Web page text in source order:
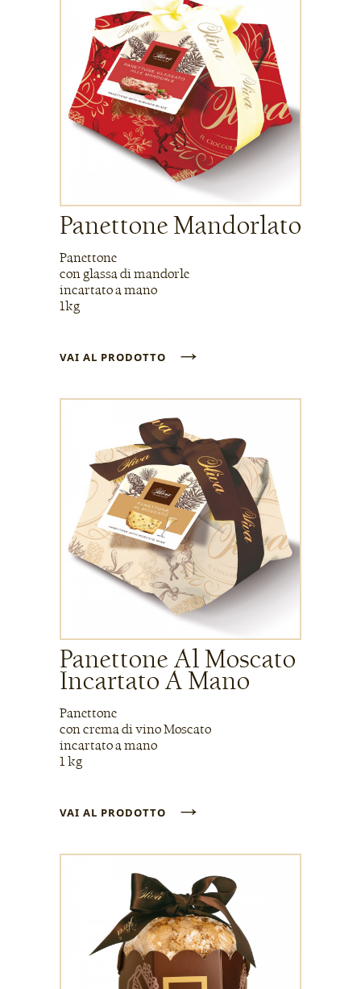
Panettone Mandorlato
Panettone
con glassa di mandorle
incartato a mano
1kg
VAI AL PRODOTTO →
Panettone Al Moscato
Incartato A Mano
Panettone
con crema di vino Moscato
incartato a mano
1 kg
VAI AL PRODOTTO →